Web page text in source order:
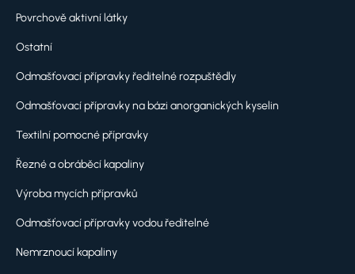
Povrchově aktivní látky
Ostatní
Odmašťovací přípravky ředitelné rozpuštědly
Odmašťovací přípravky na bázi anorganických kyselin
Textilní pomocné přípravky
Řezné a obráběcí kapaliny
Výroba mycích přípravků
Odmašťovací přípravky vodou ředitelné
Nemrznoucí kapaliny